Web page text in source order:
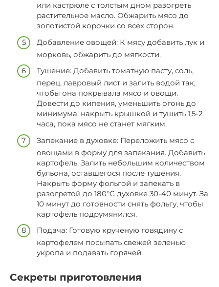
или кастрюле с толстым дном разогреть
растительное масло. Обжарить мясо до
золотистой корочки со всех сторон.
Добавление овощей: К мясу добавить лук и
морковь, обжарить до мягкости.
Тушение: Добавить томатную пасту, соль,
перец, лавровый лист и залить водой так,
чтобы она покрывала мясо и овощи.
Довести до кипения, уменьшить огонь до
минимума, накрыть крышкой и тушить 1,5-2
часа, пока мясо не станет мягким.
Запекание в духовке: Переложить мясо с
овощами в форму для запекания. Добавить
картофель. Залить небольшим количеством
бульона, оставшегося после тушения.
Накрыть форму фольгой и запекать в
разогретой до 180°C духовке 30-40 минут. За
10 минут до готовности снять фольгу, чтобы
картофель подрумянился.
Подача: Готовую крученую говядину с
картофелем посыпать свежей зеленью
укропа и подавать горячей.
Секреты приготовления